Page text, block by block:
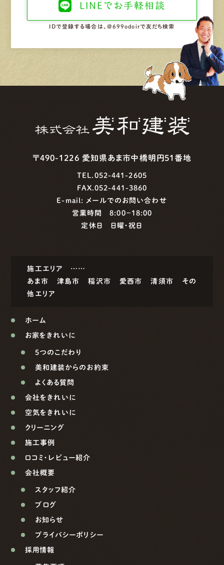
LINEで お手軽相談
IDで登録する場合は、@699odoirで友だち検索
〒490-1226 愛知県あま市中橋明円51番地
TEL.052-441-2605
FAX.052-441-3860
E-mail: メールでのお問い合わせ
営業時間 8:00−18:00
定休日 日曜・祝日
施工エリア ……
あま市
津島市 稲沢市 愛西市 清須市
その
他エリア
ホーム
お家をきれいに
5つのこだわり
美和建装からのお約束
よくある質問
会社をきれいに
空気をきれいに
クリーニング
施工事例
口コミ・レビュー紹介
会社概要
スタッフ紹介
ブログ
お知らせ
プライバシーポリシー
採用情報